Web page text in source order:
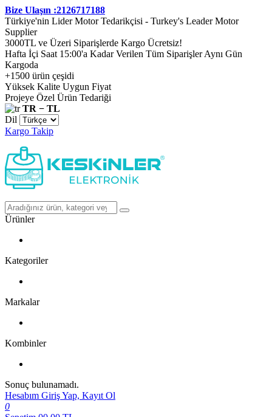
Bize Ulaşın :2126717188
Türkiye'nin Lider Motor Tedarikçisi - Turkey's Leader Motor
Supplier
3000TL ve Üzeri Siparişlerde Kargo Ücretsiz!
Hafta İçi Saat 15:00'a Kadar Verilen Tüm Siparişler Aynı Gün
Kargoda
+1500 ürün çeşidi
Yüksek Kalite Uygun Fiyat
Projeye Özel Ürün Tedariği
TR − TL
Dil
Kargo Takip
Ürünler
Kategoriler
Markalar
Kombinler
Sonuç bulunamadı.
Hesabım Giriş Yap, Kayıt Ol
0